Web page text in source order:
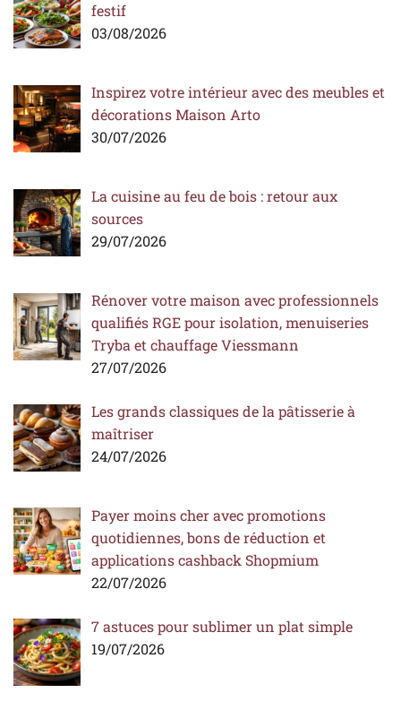
festif
03/08/2026
Inspirez votre intérieur avec des meubles et
décorations Maison Arto
30/07/2026
La cuisine au feu de bois : retour aux
sources
29/07/2026
Rénover votre maison avec professionnels
qualifiés RGE pour isolation, menuiseries
Tryba et chauffage Viessmann
27/07/2026
Les grands classiques de la pâtisserie à
maîtriser
24/07/2026
Payer moins cher avec promotions
quotidiennes, bons de réduction et
applications cashback Shopmium
22/07/2026
7 astuces pour sublimer un plat simple
19/07/2026